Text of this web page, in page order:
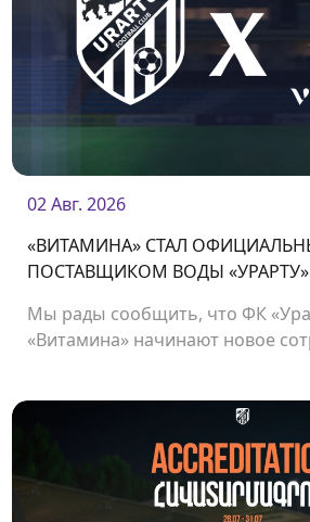
02 Авг. 2026
«ВИТАМИНА» СТАЛ
ПОСТАВЩИКОМ ВОДЫ
Мы рады сообщить, что ФК
«Витамина» начинают новое